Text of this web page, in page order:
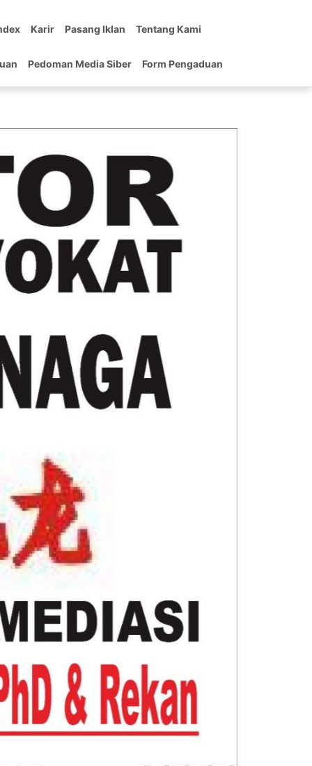
Karir Pasang Iklan Tentang Kami
Pedoman Media Siber Form Pengaduan